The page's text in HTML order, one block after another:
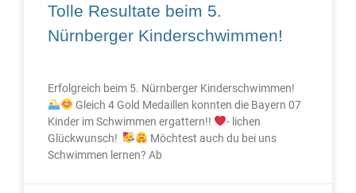
Tolle Resultate beim 5.
Nürnberger Kinderschwimmen!
Erfolgreich beim 5. Nürnberger Kinderschwimmen!
Gleich 4 Gold Medaillen konnten die Bayern 07
Kinder im Schwimmen ergattern!!
- lichen
Glückwunsch!
Möchtest auch du bei uns
Schwimmen lernen? Ab